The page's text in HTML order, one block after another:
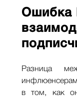
Ошибка
Разница
в том, как